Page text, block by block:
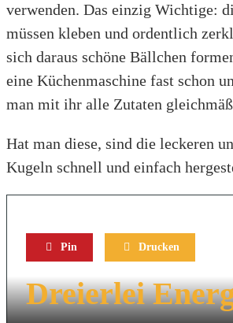
verwenden. Das einzig Wichtige:
müssen kleben und ordentlich
sich daraus schöne Bällchen
eine Küchenmaschine fast schon
man mit ihr alle Zutaten
Hat man diese, sind die leckeren
Kugeln schnell und einfach
Pin Drucken
Dreierlei